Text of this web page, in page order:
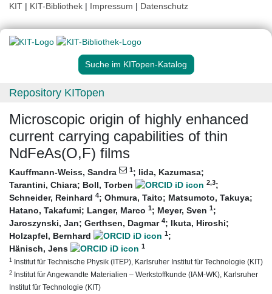
KIT | KIT-Bibliothek | Impressum | Datenschutz
Suche im KITopen-Katalog
Repository KITopen
Microscopic origin of highly enhanced
current carrying capabilities of thin
NdFeAs(O,F) films
Kauffmann-Weiss, Sandra 1; Iida, Kazumasa;
Tarantini, Chiara; Boll, Torben 2,3;
Schneider, Reinhard 4; Ohmura, Taito; Matsumoto, Takuya;
Hatano, Takafumi; Langer, Marco 1; Meyer, Sven 1;
Jaroszynski, Jan; Gerthsen, Dagmar 4; Ikuta, Hiroshi;
Holzapfel, Bernhard
1;
Hänisch, Jens
1
1 Institut für Technische Physik (ITEP), Karlsruher Institut für Technologie (KIT)
2 Institut für Angewandte Materialien – Werkstoffkunde (IAM-WK), Karlsruher
Institut für Technologie (KIT)